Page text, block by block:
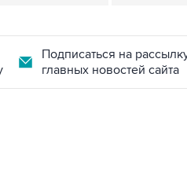
Подписаться на
главных новостей сайта